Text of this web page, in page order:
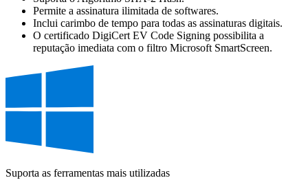
Permite a assinatura ilimitada de softwares.
Inclui carimbo de tempo para todas as assinaturas digitais.
O certificado DigiCert EV Code Signing possibilita a
reputação imediata com o filtro Microsoft SmartScreen.
Suporta as ferramentas mais utilizadas